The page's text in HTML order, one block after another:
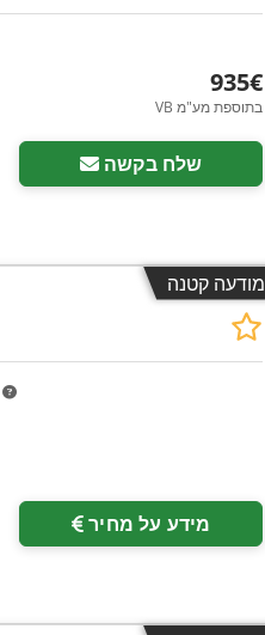
‏935 ‏€
VB בתוספת מע"מ
שלח בקשה
מודעה קטנה
מידע על מחיר